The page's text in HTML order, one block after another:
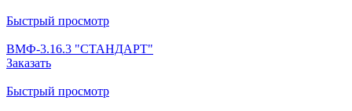
Быстрый просмотр
ВМФ-3.16.3 "СТАНДАРТ"
Заказать
Быстрый просмотр